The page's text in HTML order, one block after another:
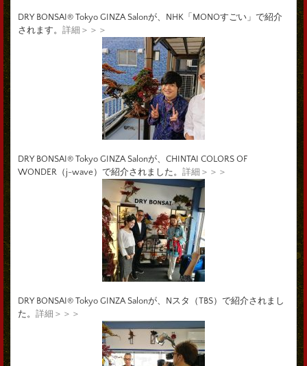
DRY BONSAI® Tokyo GINZA Salonが、NHK「MONOすごい」で紹介
されます。 詳細＞＞＞
DRY BONSAI® Tokyo GINZA Salonが、CHINTAI COLORS OF
WONDER（j-wave）で紹介されました。 詳細＞＞＞
DRY BONSAI® Tokyo GINZA Salonが、Nスタ（TBS）で紹介されまし
た。 詳細＞＞＞